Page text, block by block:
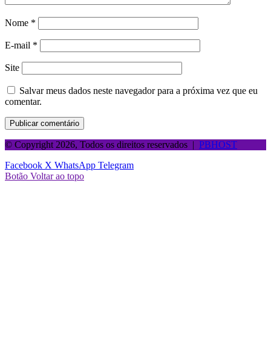
Nome *
E-mail *
Site
Salvar meus dados neste navegador para a próxima vez que eu
comentar.
© Copyright 2026, Todos os direitos reservados | PBHOST
Facebook X WhatsApp Telegram
Botão Voltar ao topo